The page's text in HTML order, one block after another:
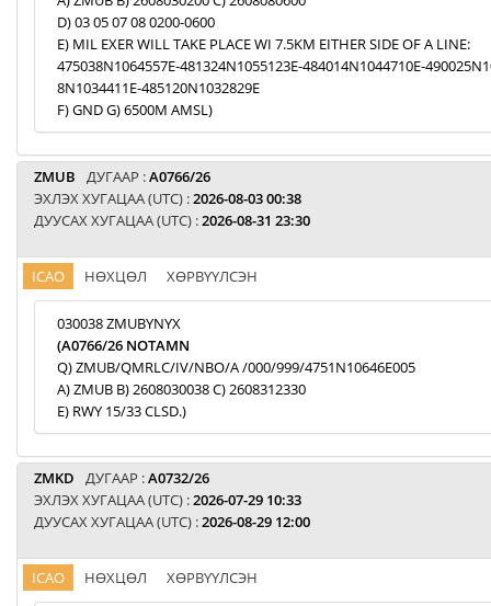
D) 03 05 07 08 0200-0600
E) MIL EXER WILL TAKE PLACE WI 7.5KM EITHER SIDE OF A LINE:
475038N1064557E-481324N1055123E-484014N1044710E-
8N1034411E-485120N1032829E
F) GND G) 6500M AMSL)
ZMUB ДУГААР :A0766/26
ЭХЛЭХ ХУГАЦАА (UTC) :2026-08-03 00:38
ДУУСАХ ХУГАЦАА (UTC) :2026-08-31 23:30
ICAO НӨХЦӨЛ ХӨРВҮҮЛСЭН
030038 ZMUBYNYX
(A0766/26 NOTAMN
Q) ZMUB/QMRLC/IV/NBO/A /000/999/4751N10646E005
A) ZMUB B) 2608030038 C) 2608312330
E) RWY 15/33 CLSD.)
ZMKD ДУГААР :A0732/26
ЭХЛЭХ ХУГАЦАА (UTC) :2026-07-29 10:33
ДУУСАХ ХУГАЦАА (UTC) :2026-08-29 12:00
ICAO НӨХЦӨЛ ХӨРВҮҮЛСЭН